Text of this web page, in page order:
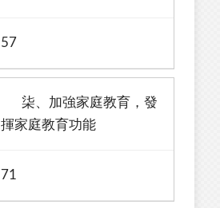
57
柒、加強家庭教育，發
揮家庭教育功能
71